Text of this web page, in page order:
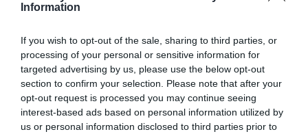
Information
If you wish to opt-out of the sale, sharing to third parties, or
processing of your personal or sensitive information for
targeted advertising by us, please use the below opt-out
section to confirm your selection. Please note that after your
opt-out request is processed you may continue seeing
interest-based ads based on personal information utilized by
us or personal information disclosed to third parties prior to
Maui mega 2 sed
Látková rohová sedačka Be
true